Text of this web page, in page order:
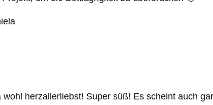
wohl herzallerliebst! Super süß! Es scheint auch